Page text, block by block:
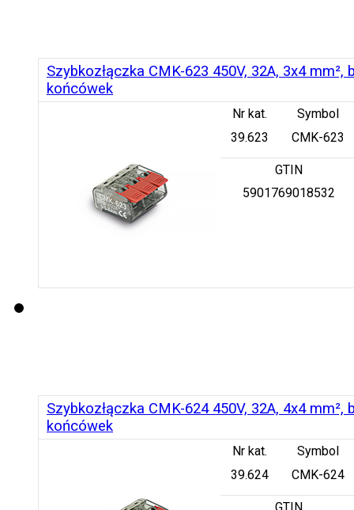
Szybkozłączka CMK-623 450V, 32A, 3x4
końcówek
Nr kat.
Symbol
39.623
CMK-623
GTIN
5901769018532
Szybkozłączka CMK-624 450V, 32A, 4x4
końcówek
Nr kat.
Symbol
39.624
CMK-624